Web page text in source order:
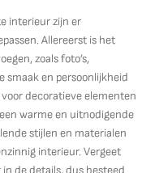
interieur zijn er
Allereerst is het
zoals foto’s,
smaak en persoonlijkheid
decoratieve elementen
warme en uitnodigende
stijlen en materialen
interieur. Vergeet
de details, dus besteed